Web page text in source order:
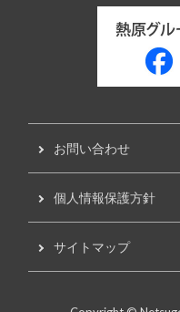
お問い合わせ
個人情報保護方針
サイトマップ